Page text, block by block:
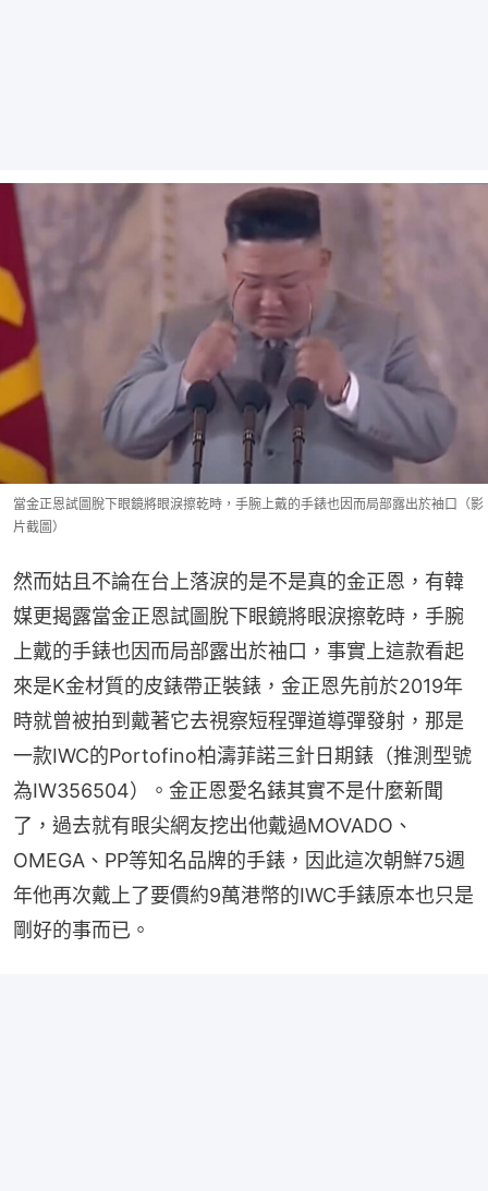
當金正恩試圖脫下眼鏡將眼淚擦乾時，手腕上戴的手錶也因而局部露出於袖口（影
片截圖）
然而姑且不論在台上落淚的是不是真的金正恩，有韓
媒更揭露當金正恩試圖脫下眼鏡將眼淚擦乾時，手腕
上戴的手錶也因而局部露出於袖口，事實上這款看起
來是K金材質的皮錶帶正裝錶，金正恩先前於2019年
時就曾被拍到戴著它去視察短程彈道導彈發射，那是
一款IWC的Portofino柏濤菲諾三針日期錶（推測型號
為IW356504）。金正恩愛名錶其實不是什麼新聞
了，過去就有眼尖網友挖出他戴過MOVADO、
OMEGA、PP等知名品牌的手錶，因此這次朝鮮75週
年他再次戴上了要價約9萬港幣的IWC手錶原本也只是
剛好的事而已。